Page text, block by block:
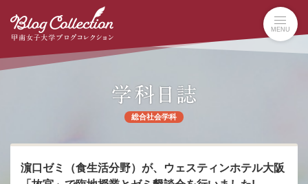
文
MENU
総合社会学科
濵口ゼミ（食生活分野）が、ウェスティンホテル大阪